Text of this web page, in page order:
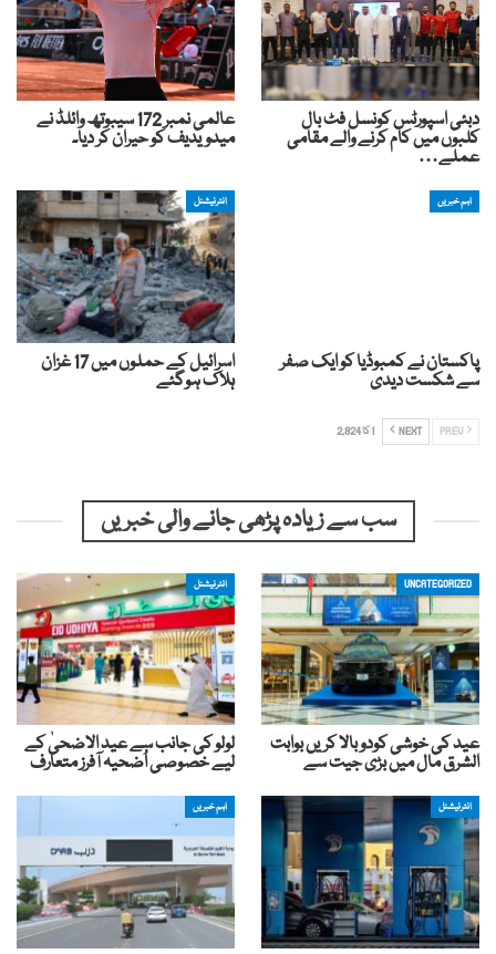
دبئی اسپورٹس کونسل فٹ بال
کلبوں میں کام کرنے والے مقامی
عملے…
عالمی نمبر 172 سیبوتھ وائلڈ نے
میدویدیف کو حیران کر دیا۔
اہم خبریں
پاکستان نے کمبوڈیا کو ایک صفر
سے شکست دیدی
انٹرنیشنل
اسرائیل کے حملوں میں 17 غزان
ہلاک ہوگئے
NEXT 1 کا 2,824
سب سے زیادہ پڑھی جانے والی خبریں
UNCATEGORIZED
عید کی خوشی کودوبالا کریں بوابت
الشرق مال میں بڑی جیت سے
انٹرنیشنل
لولو کی جانب سے عید الاضحیٰ کے
لیے خصوصی اُضحیہ آفرز متعارف
انٹرنیشنل اہم خبریں